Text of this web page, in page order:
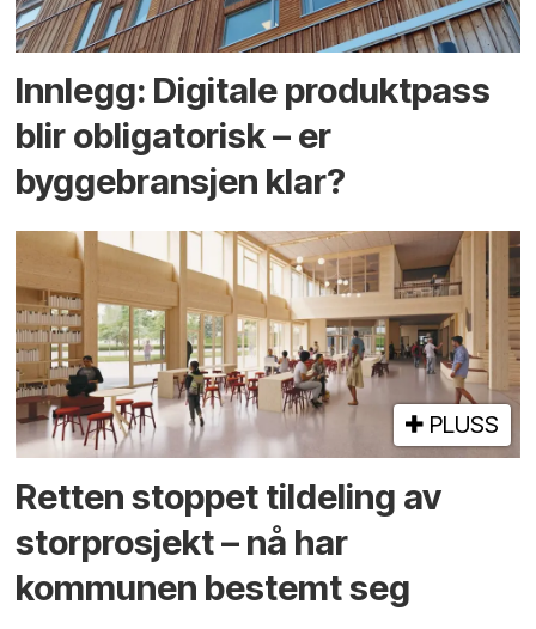
Innlegg: Digitale produktpass
blir obligatorisk – er
byggebransjen klar?
PLUSS
Retten stoppet tildeling av
storprosjekt – nå har
kommunen bestemt seg